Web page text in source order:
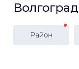
Район